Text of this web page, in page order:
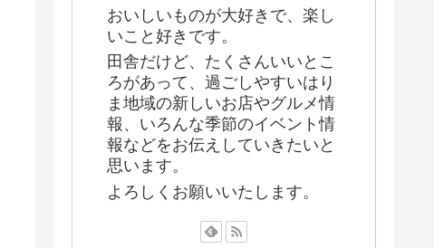
おいしいものが大好きで、楽し
いこと好きです。
田舎だけど、たくさんいいとこ
ろがあって、過ごしやすいはり
ま地域の新しいお店やグルメ情
報、いろんな季節のイベント情
報などをお伝えしていきたいと
思います。
よろしくお願いいたします。